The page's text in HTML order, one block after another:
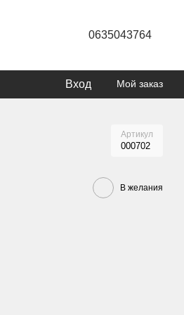
0635043764
Вход Мой заказ
Артикул
000702
В желания